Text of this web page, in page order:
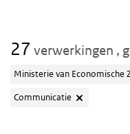
27 verwerkingen ,
Ministerie van Economische
Communicatie